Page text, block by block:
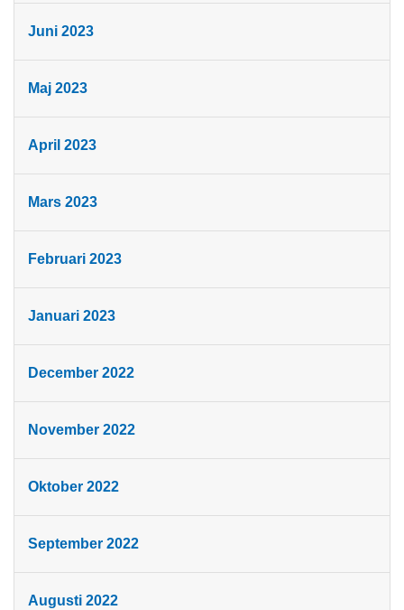
Juni 2023
Maj 2023
April 2023
Mars 2023
Februari 2023
Januari 2023
December 2022
November 2022
Oktober 2022
September 2022
Augusti 2022